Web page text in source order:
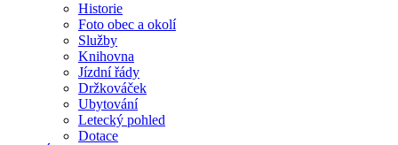
Historie
Foto obec a okolí
Služby
Knihovna
Jízdní řády
Držkováček
Ubytování
Letecký pohled
Dotace